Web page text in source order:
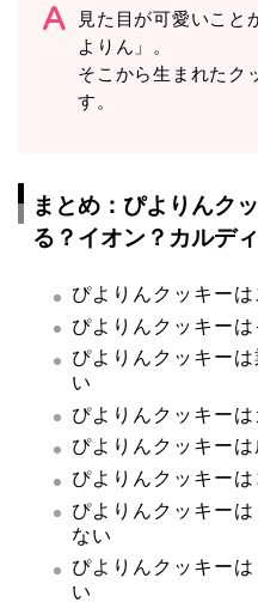
見た目が可愛いこと
よりん」。
そこから生まれたク
す。
まとめ：ぴよりんク
る？イオン？カルデ
ぴよりんクッキー
ぴよりんクッキー
ぴよりんクッキー
い
ぴよりんクッキー
ぴよりんクッキー
ぴよりんクッキー
ぴよりんクッキー
ない
ぴよりんクッキー
い